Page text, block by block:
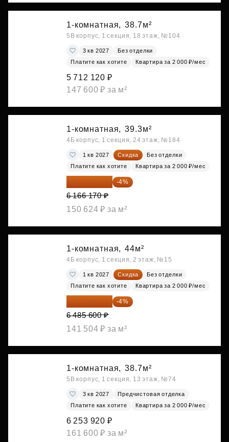
1-комнатная, 38.7м²
5В корпус, 1 секция, 18 этаж, №104
3 кв 2027
Без отделки
Платите как хотите
Квартира за 2 000 ₽/мес
5 712 120 ₽
147 600 ₽ за м²
1-комнатная, 39.3м²
4Б корпус, 1 секция, 24 этаж, №184
1 кв 2027 Скидка
Без отделки
Платите как хотите
Квартира за 2 000 ₽/мес
-4%
6 166 170 ₽
150 624 ₽ за м²
1-комнатная, 44м²
4Б корпус, 1 секция, 2 этаж, №15
1 кв 2027 Скидка
Без отделки
Платите как хотите
Квартира за 2 000 ₽/мес
-4%
6 485 600 ₽
141 504 ₽ за м²
1-комнатная, 38.7м²
5В корпус, 1 секция, 13 этаж, №74
3 кв 2027
Предчистовая отделка
Платите как хотите
Квартира за 2 000 ₽/мес
6 253 920 ₽
161 600 ₽ за м²